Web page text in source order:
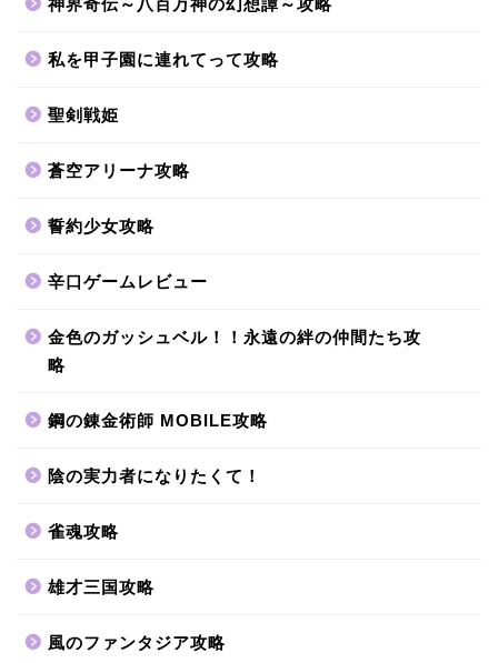
神界奇伝～八百万神の幻想譚～攻略
私を甲子園に連れてって攻略
聖剣戦姫
蒼空アリーナ攻略
誓約少女攻略
辛口ゲームレビュー
金色のガッシュベル！！永遠の絆の仲間たち攻
略
鋼の錬金術師 MOBILE攻略
陰の実力者になりたくて！
雀魂攻略
雄才三国攻略
風のファンタジア攻略